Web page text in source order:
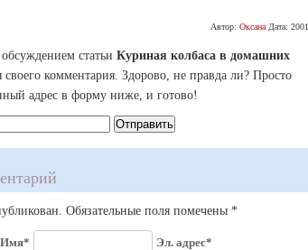
Автор:Оксана Дата:
статьи Куриная колбаса в домашних
своего комментария. Здорово, не правда ли? Просто
адрес в форму ниже, и готово!
Обязательные поля помечены *
Имя*
Эл. адрес*